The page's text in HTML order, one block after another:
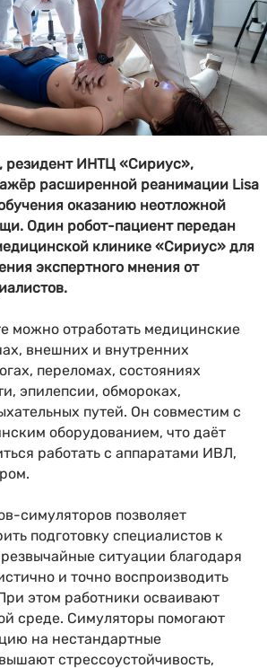
резидент ИНТЦ «Сириус»,
расширенной реанимации Lisa
оказанию неотложной
Один робот-пациент передан
клинике «Сириус» для
экспертного мнения от
можно отработать медицинские
внешних и внутренних
переломах, состояниях
эпилепсии, обмороках,
путей. Он совместим с
оборудованием, что даёт
работать с аппаратами ИВЛ,
симуляторов позволяет
подготовку специалистов к
ситуации благодаря
и точно воспроизводить
этом работники осваивают
среде. Симуляторы помогают
на нестандартные
стрессоустойчивость,